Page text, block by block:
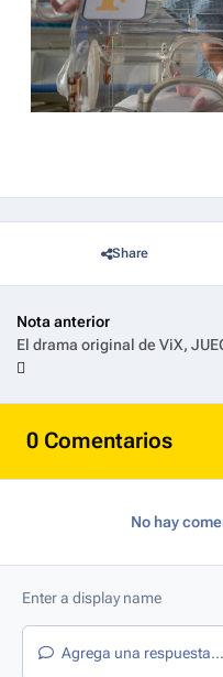
Share
Nota anterior
0 Comentarios
No hay
Agrega una respuesta...